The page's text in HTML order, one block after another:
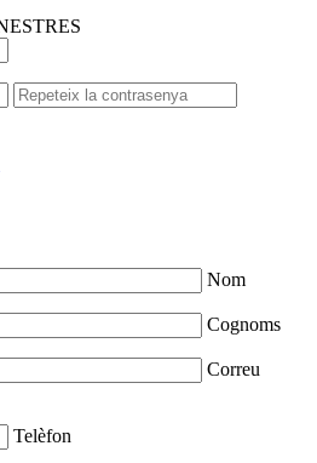
Nom
Cognoms
Correu
Telèfon